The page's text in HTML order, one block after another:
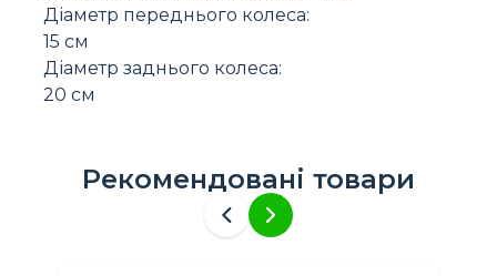
Діаметр переднього колеса:
15 см
Діаметр заднього колеса:
20 см
Рекомендовані товари